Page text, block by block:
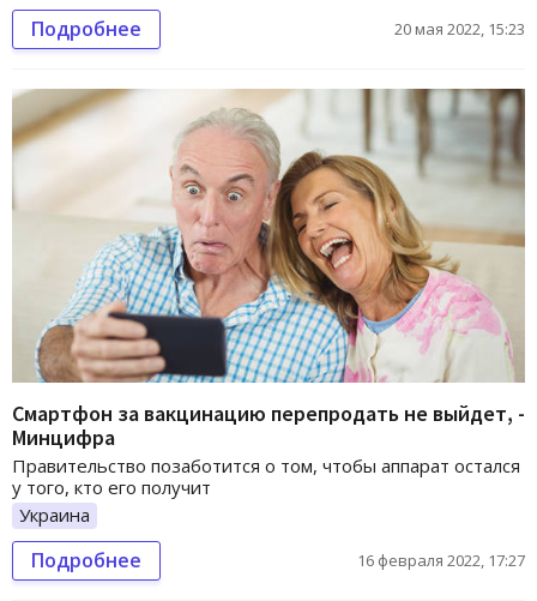
Подробнее 20 мая 2022, 15:23
Смартфон за вакцинацию перепродать не выйдет, -
Минцифра
Правительство позаботится о том, чтобы аппарат остался
у того, кто его получит
Украина
Подробнее 16 февраля 2022, 17:27